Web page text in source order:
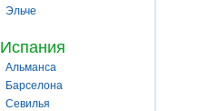
Эльче
Испания
Альманса
Барселона
Севилья